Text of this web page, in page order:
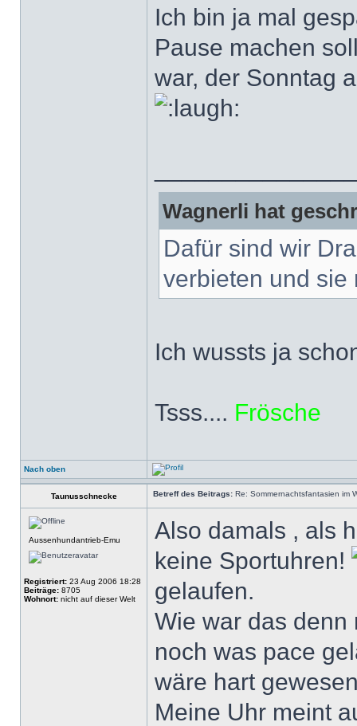
Ich bin ja mal
Pause machen
war, der Sonntag
Wagnerli hat
Dafür sind wir
verbieten und sie
Ich wussts ja
Tsss.... Frösche
Nach oben
Taunusschnecke Betreff des Beitrags: Re: Sommernachtsfantasien im
Aussenhundantrieb-Emu
Registriert: 23 Aug 2006 18:28
Beiträge: 8705
Wohnort: nicht auf dieser Welt
Also damals , als
keine Sportuhren!
gelaufen.
Wie war das denn
noch was pace
wäre hart
Meine Uhr meint